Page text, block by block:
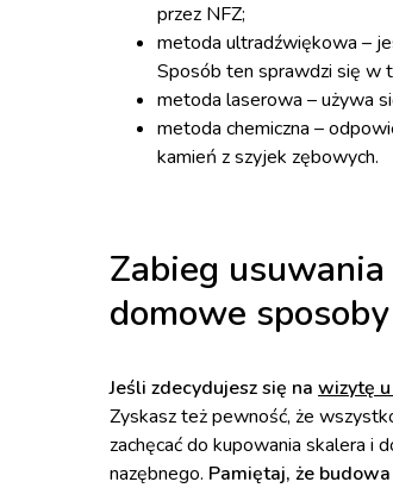
przez NFZ;
metoda ultradźwiękowa –
Sposób ten sprawdzi się w
metoda laserowa – używa
metoda chemiczna –
kamień z szyjek zębowych.
Zabieg
domowe
Jeśli zdecydujesz się na wizytę
Zyskasz też pewność, że
zachęcać do kupowania skalera i
nazębnego. Pamiętaj, że